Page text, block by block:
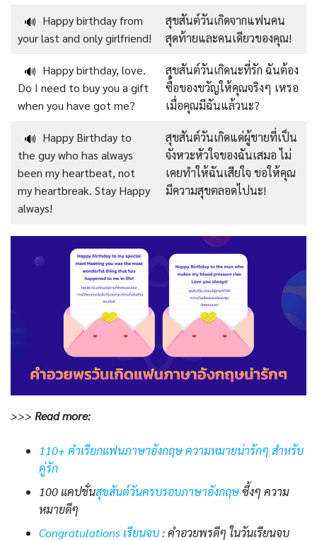
🔊 Happy birthday from
your last and only girlfriend!
สุขสันต์วันเกิดจากแฟนคน
สุดท้ายและคนเดียวของคุณ!
🔊 Happy birthday, love.
Do I need to buy you a gift
when you have got me?
สุขสันต์วันเกิดนะที่รัก ฉันต้อง
ซื้อของขวัญให้คุณจริงๆ เหรอ
เมื่อคุณมีฉันแล้วนะ?
🔊 Happy Birthday to
the guy who has always
been my heartbeat, not
my heartbreak. Stay Happy
always!
สุขสันต์วันเกิดแด่ผู้ชายที่เป็น
จังหวะหัวใจของฉันเสมอ ไม่
เคยทำให้ฉันเสียใจ ขอให้คุณ
มีความสุขตลอดไปนะ!
>>> Readmore:
110+ คำเรียกแฟนภาษาอังกฤษ ความหมายน่ารักๆ สำหรับ
คู่รัก
100 แคปชั่นสุขสันต์วันครบรอบภาษาอังกฤษซึ้งๆ ความ
หมายดีๆ
Congratulations เรียนจบ: คำอวยพรดีๆ ในวันเรียนจบ